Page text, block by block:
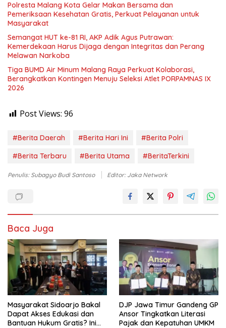
Polresta Malang Kota Gelar Makan Bersama dan
Pemeriksaan Kesehatan Gratis, Perkuat Pelayanan untuk
Masyarakat
Semangat HUT ke-81 RI, AKP Adik Agus Putrawan:
Kemerdekaan Harus Dijaga dengan Integritas dan Perang
Melawan Narkoba
Tiga BUMD Air Minum Malang Raya Perkuat Kolaborasi,
Berangkatkan Kontingen Menuju Seleksi Atlet PORPAMNAS IX
2026
Post Views: 96
#Berita Daerah #Berita Hari Ini
#Berita Polri
#Berita Terbaru
#Berita Utama #BeritaTerkini
Penulis: Subagyo Budi Santoso Editor: Jaka Network
Baca Juga
Masyarakat Sidoarjo Bakal
Dapat Akses Edukasi dan
Bantuan Hukum Gratis? Ini
DJP Jawa Timur Gandeng GP
Ansor Tingkatkan Literasi
Pajak dan Kepatuhan UMKM